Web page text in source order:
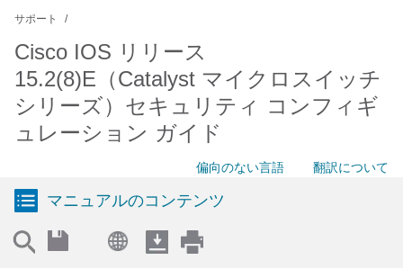
サポート
Cisco IOS リリース
15.2(8)E（Catalyst マイクロスイッチ
シリーズ）セキュリティ コンフィギ
ュレーション ガイド
偏向のない言語 翻訳について
マニュアルのコンテンツ